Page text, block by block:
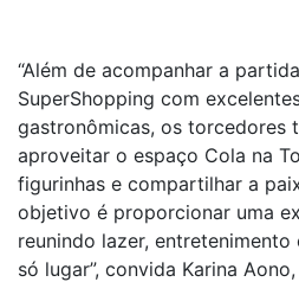
“Além de acompanhar a
SuperShopping com
gastronômicas, os torcedores
aproveitar o espaço Cola na
figurinhas e compartilhar a
objetivo é proporcionar uma
reunindo lazer,
só lugar”, convida Karina